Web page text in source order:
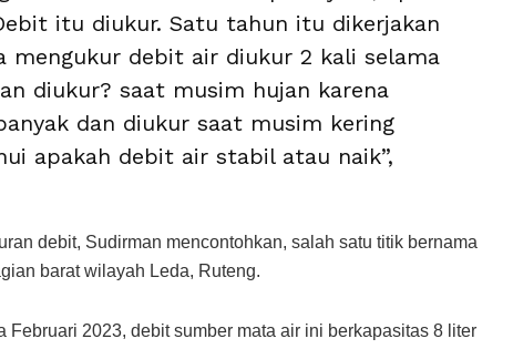
itu diukur. Satu tahun itu dikerjakan
mengukur debit air diukur 2 kali selama
diukur? saat musim hujan karena
dan diukur saat musim kering
apakah debit air stabil atau naik”,
debit, Sudirman mencontohkan, salah satu titik bernama
barat wilayah Leda, Ruteng.
Februari 2023, debit sumber mata air ini berkapasitas 8 liter